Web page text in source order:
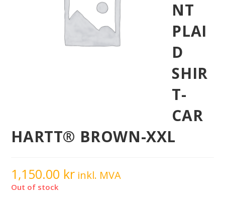
NT
PLAI
D
SHIR
T-
CAR
HARTT® BROWN-XXL
1,150.00 kr inkl. MVA
Out of stock